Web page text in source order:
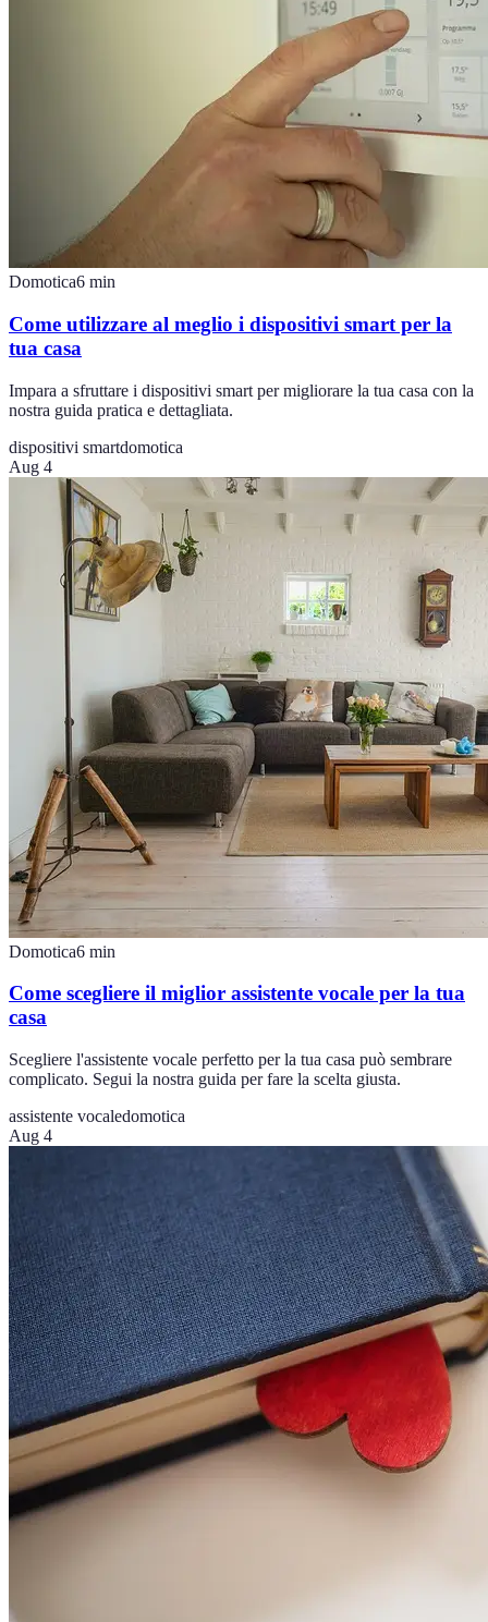
Domotica6 min
Come utilizzare al meglio i dispositivi smart per la
tua casa
Impara a sfruttare i dispositivi smart per migliorare la tua casa con la
nostra guida pratica e dettagliata.
dispositivi smartdomotica
Aug 4
Domotica6 min
Come scegliere il miglior assistente vocale per la tua
casa
Scegliere l'assistente vocale perfetto per la tua casa può sembrare
complicato. Segui la nostra guida per fare la scelta giusta.
assistente vocaledomotica
Aug 4